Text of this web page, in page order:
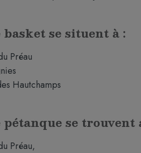
se situent à :
Préau
Hautchamps
se
Préau,